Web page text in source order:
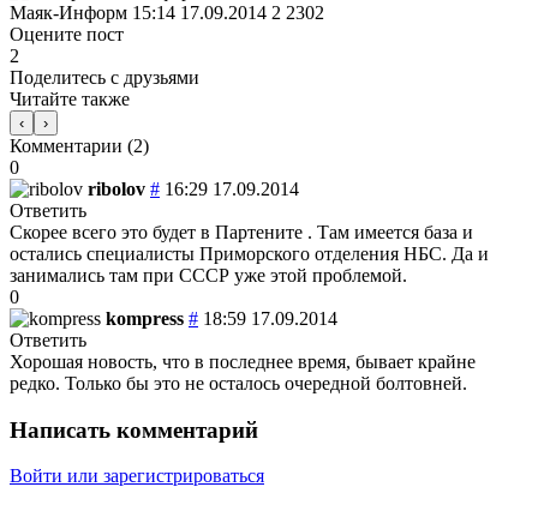
Маяк-Информ 15:14 17.09.2014 2 2302
Оцените пост
2
Поделитесь с друзьями
Читайте также
‹ ›
Комментарии (2)
0
ribolov # 16:29 17.09.2014
Ответить
Скорее всего это будет в Партените . Там имеется база и
остались специалисты Приморского отделения НБС. Да и
занимались там при СССР уже этой проблемой.
0
kompress # 18:59 17.09.2014
Ответить
Хорошая новость, что в последнее время, бывает крайне
редко. Только бы это не осталось очередной болтовней.
Написать комментарий
Войти или зарегистрироваться